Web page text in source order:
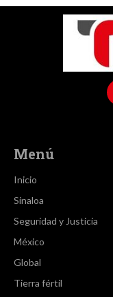
Menú
Inicio
Sinaloa
Seguridad y Justicia
México
Global
Tierra fértil